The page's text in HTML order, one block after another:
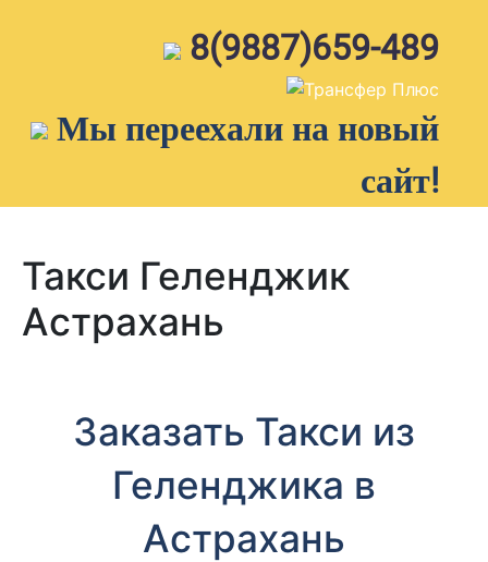
8(9887)659-489
Мы переехали на новый
сайт!
Такси Геленджик
Астрахань
Заказать Такси из
Геленджика в
Астрахань